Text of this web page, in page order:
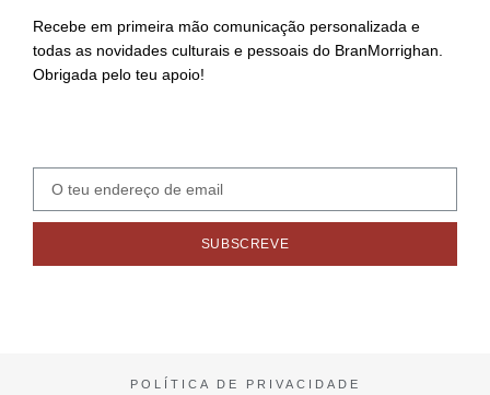
Recebe em primeira mão comunicação personalizada e
todas as novidades culturais e pessoais do BranMorrighan.
Obrigada pelo teu apoio!
SUBSCREVE
POLÍTICA DE PRIVACIDADE